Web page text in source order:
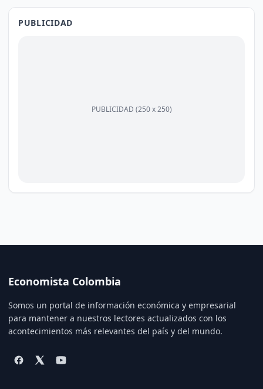
PUBLICIDAD
PUBLICIDAD (250 x 250)
Economista Colombia
Somos un portal de información económica y empresarial
para mantener a nuestros lectores actualizados con los
acontecimientos más relevantes del país y del mundo.